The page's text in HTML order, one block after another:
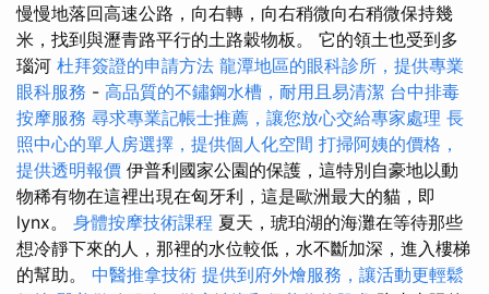
慢慢地落回高速公路，向右轉，向右稍微向右稍微保持幾
米，找到與瀝青路平行的土路穀物板。 它的領土也受到多
瑙河 杜拜簽證的申請方法 龍潭地區的眼科診所，提供專業
眼科服務 - 高品質的不鏽鋼水槽，耐用且易清潔 台中排毒
按摩服務 尋求專業記帳士推薦，讓您放心交給專家處理 長
照中心的單人房選擇，提供個人化空間 打掃阿姨的價格，
提供透明報價 伊普利國家公園的保護，這特別自豪地以動
物稀有物在這裡出現在匈牙利，這是歐洲最大的貓，即
lynx。 身體按摩技術課程 夏天，琥珀湖的海灘在等待那些
想冷靜下來的人，那裡的水位較低，水不斷加深，進入樓梯
的幫助。 中醫推拿技術 提供到府外燴服務，讓活動更輕鬆